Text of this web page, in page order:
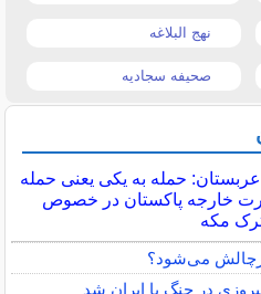
نهج البلاغه
صحیفه سجادیه
عربستان: حمله به یکی یعنی حمله
خارجه پاکستان در خصوص
مکه
پرچالش می‌شود؟
در جنگ با ایران شد